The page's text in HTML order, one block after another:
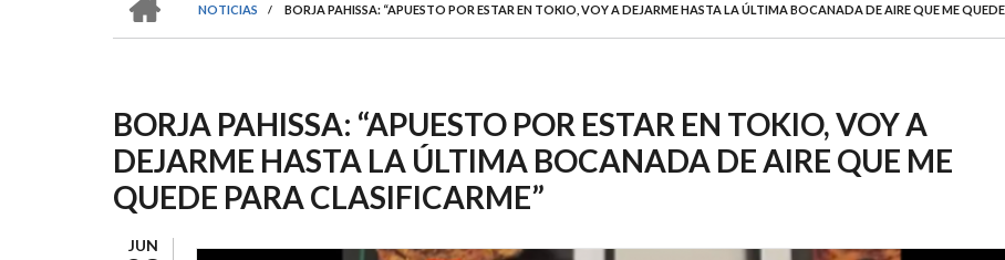
SOBRESCRIBIR
DE
AYUDA
A
LA
NAVEGACIÓN
NOTICIAS
/ BORJA PAHISSA: “APUESTO POR ESTAR EN TOKIO, VOY A DEJARME HASTA LA ÚLTIMA BOCANADA DE AIRE QUE ME
BORJA PAHISSA: “APUESTO POR ESTAR EN TOKIO, VOY A
DEJARME HASTA LA ÚLTIMA BOCANADA DE AIRE QUE ME
QUEDE PARA CLASIFICARME”
JUN